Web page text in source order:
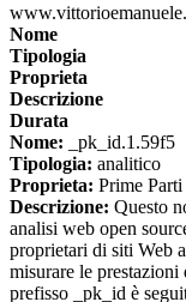
Nome
Tipologia
Proprieta
Descrizione
Durata
Nome: _pk_id.1.59f5
Tipologia: analitico
Proprieta: Prime Parti
Descrizione: Questo
analisi web open
proprietari di siti Web
misurare le
prefisso _pk_id è